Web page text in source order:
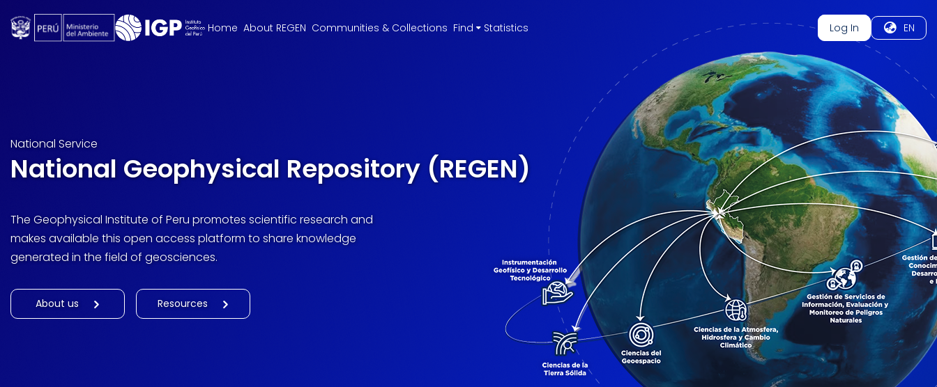
Home About REGEN Communities & Collections Find Statistics Log In EN
National Service
National Geophysical Repository (REGEN)
The Geophysical Institute of Peru promotes scientific research and
makes available this open access platform to share knowledge
generated in the field of geosciences.
About us Resources